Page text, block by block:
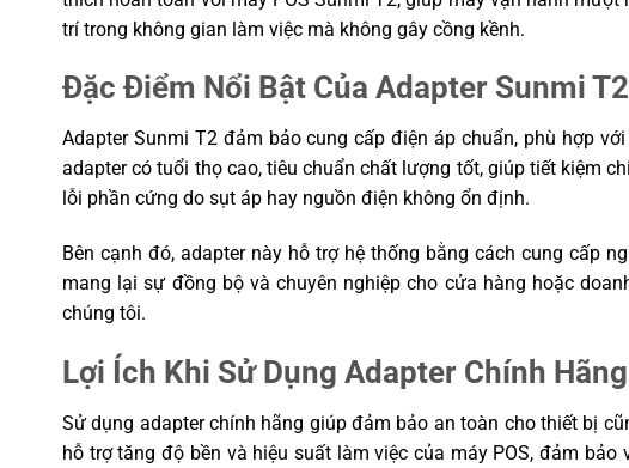
trí trong không gian làm việc mà không gây cồng kềnh.
Đặc Điểm Nổi Bật Của Adapter Sunmi
Adapter Sunmi T2 đảm bảo cung cấp điện áp chuẩn, phù hợp
adapter có tuổi thọ cao, tiêu chuẩn chất lượng tốt, giúp tiết kiệm
lỗi phần cứng do sụt áp hay nguồn điện không ổn định.
Bên cạnh đó, adapter này hỗ trợ hệ thống bằng cách cung cấp
mang lại sự đồng bộ và chuyên nghiệp cho cửa hàng hoặc
chúng tôi.
Lợi Ích Khi Sử Dụng Adapter Chính
Sử dụng adapter chính hãng giúp đảm bảo an toàn cho thiết bị
hỗ trợ tăng độ bền và hiệu suất làm việc của máy POS, đảm